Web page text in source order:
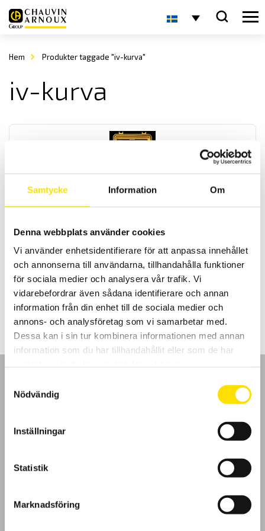
Samtycke Information Om
Denna webbplats använder cookies
Vi använder enhetsidentifierare för att anpassa innehållet
och annonserna till användarna, tillhandahålla funktioner
för sociala medier och analysera vår trafik. Vi
vidarebefordrar även sådana identifierare och annan
information från din enhet till de sociala medier och
annons- och analysföretag som vi samarbetar med.
Dessa kan i sin tur kombinera informationen med annan
information som du har tillhandahållit eller som de har
Nödvändig
Inställningar
Statistik
Marknadsföring
Hem Produkter taggade "iv-kurva"
iv-kurva
Multifuntionsinstrument för kontroll och underhåll av
(med snabbtest), kontinuitetstest, isolationsprov även under
spänning och dataloggerfunktion. Levereras komplett med alla
tillbehör.
119,900.00kr LÄS MER